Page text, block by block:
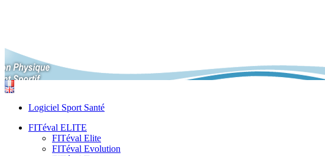
Logiciel Sport Santé
FITéval ELITE
FITéval Elite
FITéval Evolution